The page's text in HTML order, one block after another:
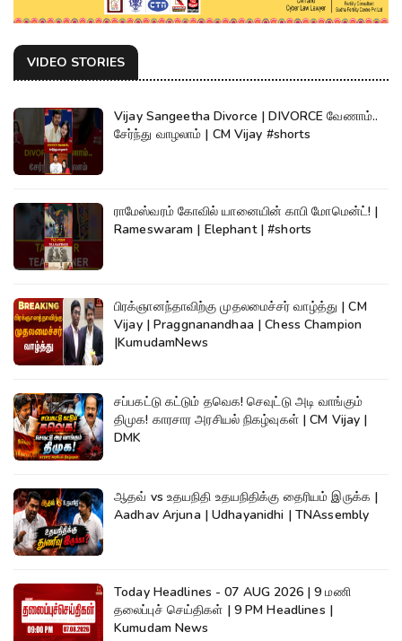
VIDEO STORIES
Vijay Sangeetha Divorce | DIVORCE வேணாம்..
சேர்ந்து வாழலாம் | CM Vijay #shorts
ராமேஸ்வரம் கோவில் யானையின் காபி மோமென்ட்! |
Rameswaram | Elephant | #shorts
பிரக்ஞானந்தாவிற்கு முதலமைச்சர் வாழ்த்து | CM
Vijay | Praggnanandhaa | Chess Champion
|KumudamNews
சப்பகட்டு கட்டும் தவெக! செவுட்டு அடி வாங்கும்
திமுக! காரசார அரசியல் நிகழ்வுகள் | CM Vijay |
DMK
ஆதவ் vs உதயநிதி உதயநிதிக்கு தைரியம் இருக்க |
Aadhav Arjuna | Udhayanidhi | TNAssembly
Today Headlines - 07 AUG 2026 | 9 மணி
தலைப்புச் செய்திகள் | 9 PM Headlines |
Kumudam News